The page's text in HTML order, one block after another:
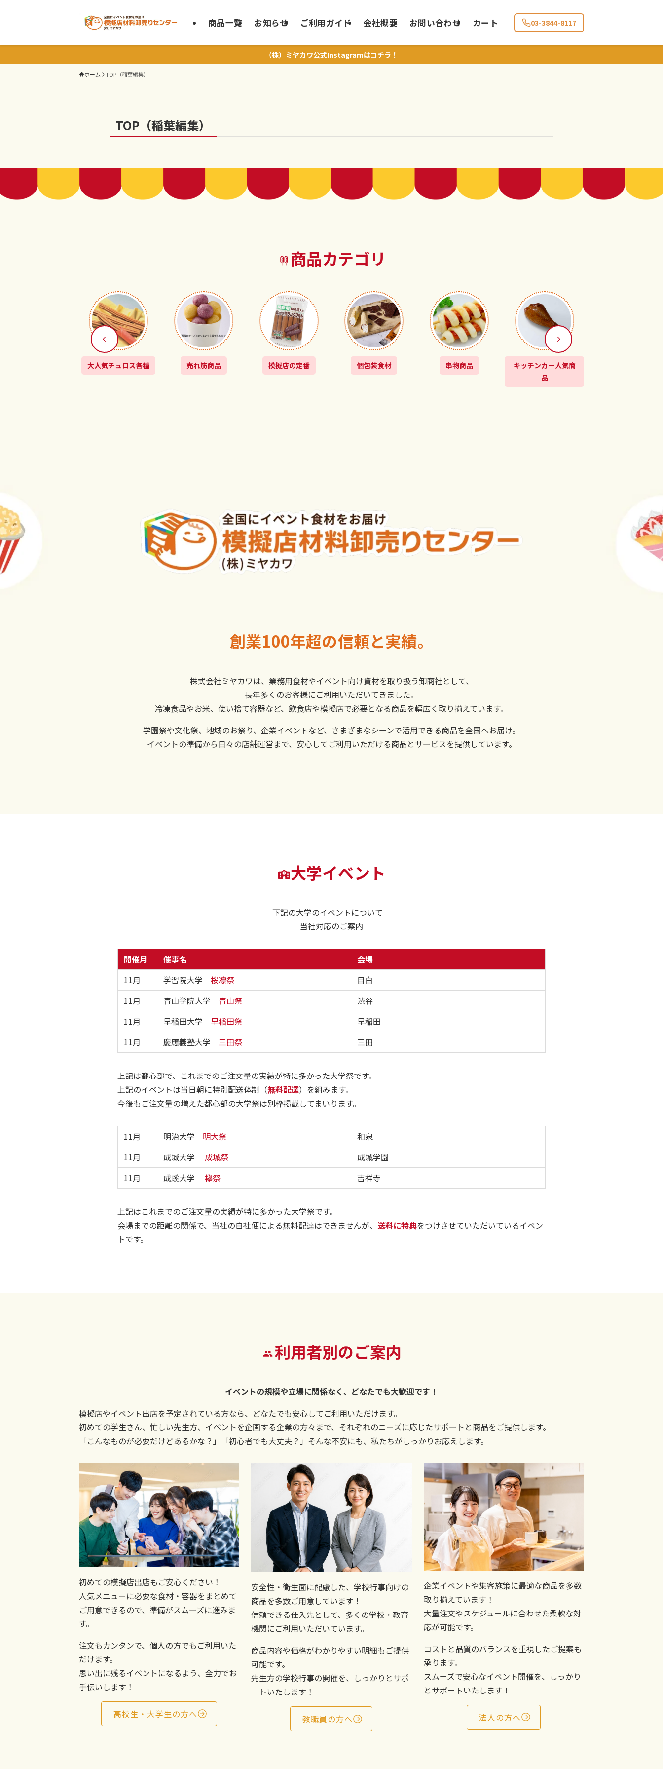
商品一覧 お知らせ ご利用ガイド 会社概要 お問い合わせ カート 03-3844-8117
（株）ミヤカワ公式Instagramはコチラ！
ホーム TOP（稲葉編集）
TOP（稲葉編集）
商品カテゴリ
大人気チュロス各種 売れ筋商品 模擬店の定番 個包装食材 串物商品
キッチンカー人気商
品
創業100年超の信頼と実績。
株式会社ミヤカワは、業務用食材やイベント向け資材を取り扱う卸商社として、
長年多くのお客様にご利用いただいてきました。
冷凍食品やお米、使い捨て容器など、飲食店や模擬店で必要となる商品を幅広く取り揃えています。
学園祭や文化祭、地域のお祭り、企業イベントなど、さまざまなシーンで活用できる商品を全国へお届け。
イベントの準備から日々の店舗運営まで、安心してご利用いただける商品とサービスを提供しています。
大学イベント
下記の大学のイベントについて
当社対応のご案内
開催月 催事名
会場
11月
学習院大学 桜凛祭
目白
11月
青山学院大学 青山祭
渋谷
11月
早稲田大学 早稲田祭
早稲田
11月
慶應義塾大学 三田祭 三田
上記は都心部で、これまでのご注文量の実績が特に多かった大学祭です。
上記のイベントは当日朝に特別配送体制（無料配達）を組みます。
今後もご注文量の増えた都心部の大学祭は別枠掲載してまいります。
11月 明治大学 明大祭
和泉
11月
成城大学 成城祭
成城学園
11月
成蹊大学 欅祭 吉祥寺
上記はこれまでのご注文量の実績が特に多かった大学祭です。
会場までの距離の関係で、当社の自社便による無料配達はできませんが、 送料に特典をつけさせていただいているイベン
トです。
利用者別のご案内
イベントの規模や立場に関係なく、 どなたでも大歓迎です！
模擬店やイベント出店を予定されている方なら、どなたでも安心してご利用いただけます。
初めての学生さん、忙しい先生方、イベントを企画する企業の方々まで、それぞれのニーズに応じたサポートと商品をご提供します。
「こんなものが必要だけどあるかな？」「初心者でも大丈夫？」そんな不安にも、私たちがしっかりお応えします。
初めての模擬店出店もご安心ください！
人気メニューに必要な食材・容器をまとめて
ご用意できるので、準備がスムーズに進みま
す。
注文もカンタンで、個人の方でもご利用いた
だけます。
思い出に残るイベントになるよう、全力でお
手伝いします！
高校生・大学生の方へ
安全性・衛生面に配慮した、学校行事向けの
商品を多数ご用意しています！
信頼できる仕入先として、多くの学校・教育
機関にご利用いただいています。
商品内容や価格がわかりやすい明細もご提供
可能です。
先生方の学校行事の開催を、しっかりとサポ
ートいたします！
教職員の方へ
企業イベントや集客施策に最適な商品を多数
取り揃えています！
大量注文やスケジュールに合わせた柔軟な対
応が可能です。
コストと品質のバランスを重視したご提案も
承ります。
スムーズで安心なイベント開催を、しっかり
とサポートいたします！
法人の方へ